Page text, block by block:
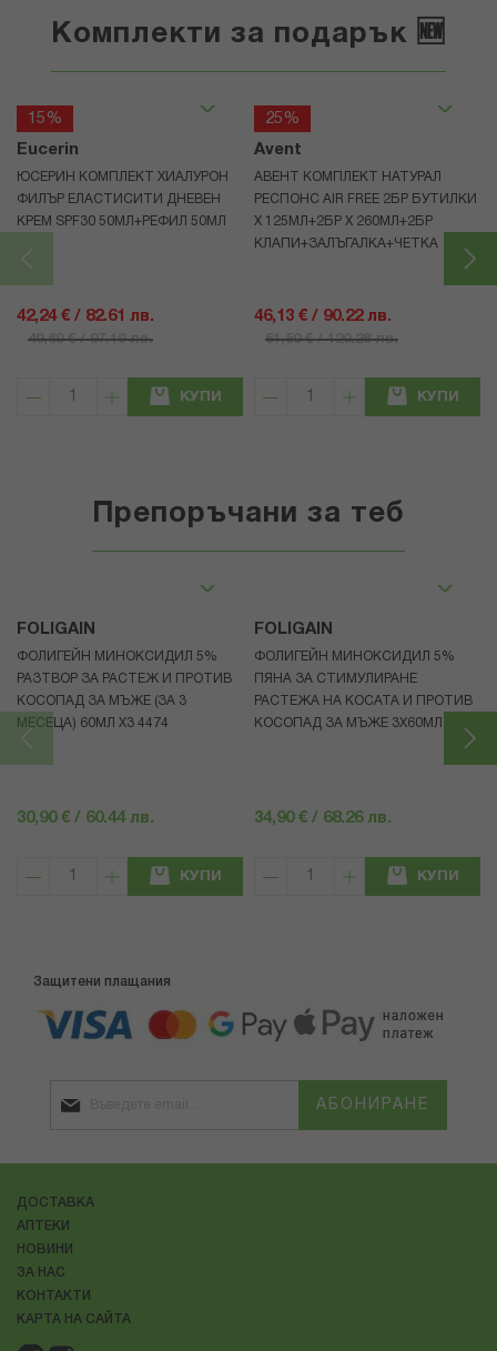
Комплекти за подарък 🆕
15%
Eucerin
ЮСЕРИН КОМПЛЕКТ ХИАЛУРОН
ФИЛЪР ЕЛАСТИСИТИ ДНЕВЕН
КРЕМ SPF30 50МЛ+РЕФИЛ 50МЛ
42,24 € / 82.61 лв.
49,69 € / 97.19 лв.
КУПИ
25%
Avent
АВЕНТ КОМПЛЕКТ НАТУРАЛ
РЕСПОНС AIR FREE 2БР БУТИЛКИ
Х 125МЛ+2БР Х 260МЛ+2БР
КЛАПИ+ЗАЛЪГАЛКА+ЧЕТКА
46,13 € / 90.22 лв.
61,50 € / 120.28 лв.
КУПИ
Препоръчани за теб
FOLIGAIN
ФОЛИГЕЙН МИНОКСИДИЛ 5%
РАЗТВОР ЗА РАСТЕЖ И ПРОТИВ
КОСОПАД ЗА МЪЖЕ (ЗА 3
МЕСЕЦА) 60МЛ X3 4474
30,90 € / 60.44 лв.
КУПИ
FOLIGAIN
ФОЛИГЕЙН МИНОКСИДИЛ 5%
ПЯНА ЗА СТИМУЛИРАНЕ
РАСТЕЖА НА КОСАТА И ПРОТИВ
КОСОПАД ЗА МЪЖЕ 3X60МЛ 4472
34,90 € / 68.26 лв.
КУПИ
Защитени плащания
АБОНИРАНЕ
ДОСТАВКА
АПТЕКИ
НОВИНИ
ЗА НАС
КОНТАКТИ
КАРТА НА САЙТА